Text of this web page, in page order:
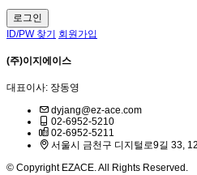
ID/PW 찾기 회원가입
(주)이지에이스
대표이사: 장동영
dyjang@ez-ace.com
02-6952-5210
02-6952-5211
서울시 금천구 디지털로9길 33,
© Copyright EZACE. All Rights Reserved.